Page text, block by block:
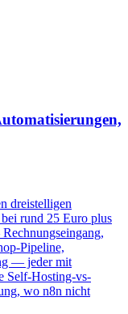
dreistelligen
rund 25 Euro plus
Pipeline,
— jeder mit
Self-Hosting-vs-
wo n8n nicht